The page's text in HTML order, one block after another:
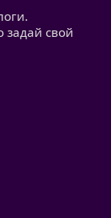
задай свой